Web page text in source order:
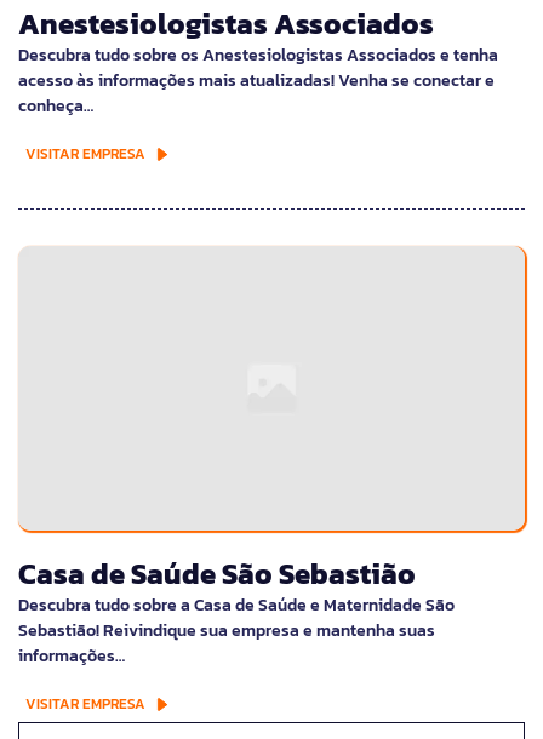
Anestesiologistas Associados
Descubra tudo sobre os Anestesiologistas Associados e tenha
acesso às informações mais atualizadas! Venha se conectar e
conheça…
VISITAR EMPRESA
Casa de Saúde São Sebastião
Descubra tudo sobre a Casa de Saúde e Maternidade São
Sebastião! Reivindique sua empresa e mantenha suas
informações…
VISITAR EMPRESA